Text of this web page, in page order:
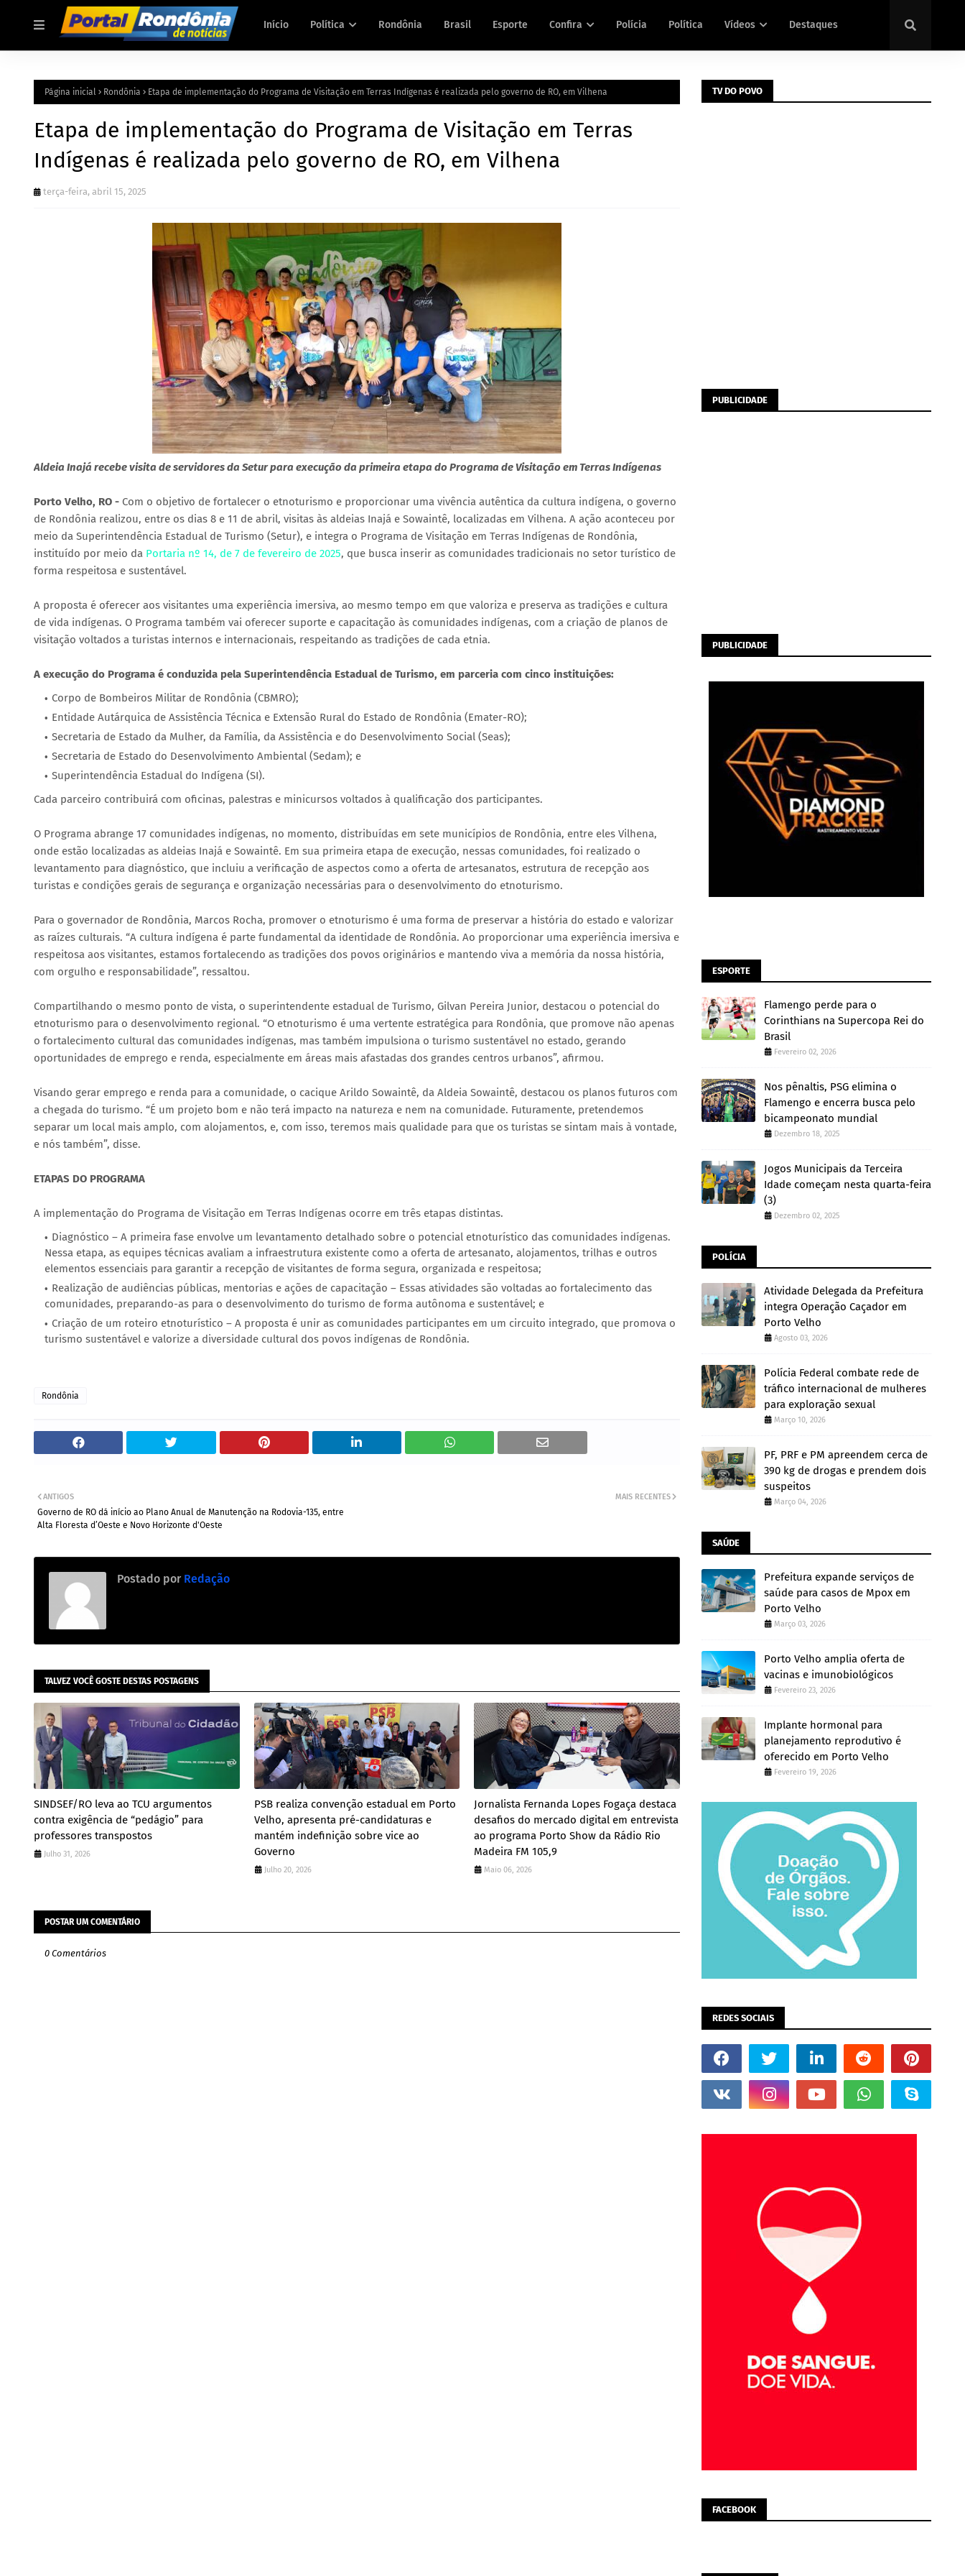
Início Política Rondônia Brasil Esporte Confira Polícia Política Vídeos Destaques
Página inicial Rondônia Etapa de implementação do Programa de Visitação em Terras Indígenas é realizada pelo governo de RO, em Vilhena
Etapa de implementação do Programa de Visitação em Terras
Indígenas é realizada pelo governo de RO, em Vilhena
terça-feira, abril 15, 2025
Aldeia Inajá recebe visita de servidores da Setur para execução da primeira etapa do Programa de Visitação em Terras Indígenas
Porto Velho, RO - Com o objetivo de fortalecer o etnoturismo e proporcionar uma vivência autêntica da cultura indígena, o governo
de Rondônia realizou, entre os dias 8 e 11 de abril, visitas às aldeias Inajá e Sowaintê, localizadas em Vilhena. A ação aconteceu por
meio da Superintendência Estadual de Turismo (Setur), e integra o Programa de Visitação em Terras Indígenas de Rondônia,
instituído por meio da Portaria nº 14, de 7 de fevereiro de 2025, que busca inserir as comunidades tradicionais no setor turístico de
forma respeitosa e sustentável.
A proposta é oferecer aos visitantes uma experiência imersiva, ao mesmo tempo em que valoriza e preserva as tradições e cultura
de vida indígenas. O Programa também vai oferecer suporte e capacitação às comunidades indígenas, com a criação de planos de
visitação voltados a turistas internos e internacionais, respeitando as tradições de cada etnia.
A execução do Programa é conduzida pela Superintendência Estadual de Turismo, em parceria com cinco instituições:
Corpo de Bombeiros Militar de Rondônia (CBMRO);
Entidade Autárquica de Assistência Técnica e Extensão Rural do Estado de Rondônia (Emater-RO);
Secretaria de Estado da Mulher, da Família, da Assistência e do Desenvolvimento Social (Seas);
Secretaria de Estado do Desenvolvimento Ambiental (Sedam); e
Superintendência Estadual do Indígena (SI).
Cada parceiro contribuirá com oficinas, palestras e minicursos voltados à qualificação dos participantes.
O Programa abrange 17 comunidades indígenas, no momento, distribuídas em sete municípios de Rondônia, entre eles Vilhena,
onde estão localizadas as aldeias Inajá e Sowaintê. Em sua primeira etapa de execução, nessas comunidades, foi realizado o
levantamento para diagnóstico, que incluiu a verificação de aspectos como a oferta de artesanatos, estrutura de recepção aos
turistas e condições gerais de segurança e organização necessárias para o desenvolvimento do etnoturismo.
Para o governador de Rondônia, Marcos Rocha, promover o etnoturismo é uma forma de preservar a história do estado e valorizar
as raízes culturais. “A cultura indígena é parte fundamental da identidade de Rondônia. Ao proporcionar uma experiência imersiva e
respeitosa aos visitantes, estamos fortalecendo as tradições dos povos originários e mantendo viva a memória da nossa história,
com orgulho e responsabilidade”, ressaltou.
Compartilhando o mesmo ponto de vista, o superintendente estadual de Turismo, Gilvan Pereira Junior, destacou o potencial do
etnoturismo para o desenvolvimento regional. “O etnoturismo é uma vertente estratégica para Rondônia, que promove não apenas
o fortalecimento cultural das comunidades indígenas, mas também impulsiona o turismo sustentável no estado, gerando
oportunidades de emprego e renda, especialmente em áreas mais afastadas dos grandes centros urbanos”, afirmou.
Visando gerar emprego e renda para a comunidade, o cacique Arildo Sowaintê, da Aldeia Sowaintê, destacou os planos futuros com
a chegada do turismo. “É um projeto bom e não terá impacto na natureza e nem na comunidade. Futuramente, pretendemos
separar um local mais amplo, com alojamentos, e, com isso, teremos mais qualidade para que os turistas se sintam mais à vontade,
e nós também”, disse.
ETAPAS DO PROGRAMA
A implementação do Programa de Visitação em Terras Indígenas ocorre em três etapas distintas.
Diagnóstico – A primeira fase envolve um levantamento detalhado sobre o potencial etnoturístico das comunidades indígenas.
Nessa etapa, as equipes técnicas avaliam a infraestrutura existente como a oferta de artesanato, alojamentos, trilhas e outros
elementos essenciais para garantir a recepção de visitantes de forma segura, organizada e respeitosa;
Realização de audiências públicas, mentorias e ações de capacitação – Essas atividades são voltadas ao fortalecimento das
comunidades, preparando-as para o desenvolvimento do turismo de forma autônoma e sustentável; e
Criação de um roteiro etnoturístico – A proposta é unir as comunidades participantes em um circuito integrado, que promova o
turismo sustentável e valorize a diversidade cultural dos povos indígenas de Rondônia.
Rondônia
MAIS RECENTES
ANTIGOS
Governo de RO dá início ao Plano Anual de Manutenção na Rodovia-135, entre
Alta Floresta d’Oeste e Novo Horizonte d'Oeste
Postado por Redação
TALVEZ VOCÊ GOSTE DESTAS POSTAGENS
SINDSEF/RO leva ao TCU argumentos
contra exigência de “pedágio” para
professores transpostos
Julho 31, 2026
PSB realiza convenção estadual em Porto
Velho, apresenta pré-candidaturas e
mantém indefinição sobre vice ao
Governo
Julho 20, 2026
Jornalista Fernanda Lopes Fogaça destaca
desafios do mercado digital em entrevista
ao programa Porto Show da Rádio Rio
Madeira FM 105,9
Maio 06, 2026
POSTAR UM COMENTÁRIO
0 Comentários
TV DO POVO
PUBLICIDADE
PUBLICIDADE
ESPORTE
Flamengo perde para o
Corinthians na Supercopa Rei do
Brasil
Fevereiro 02, 2026
Nos pênaltis, PSG elimina o
Flamengo e encerra busca pelo
bicampeonato mundial
Dezembro 18, 2025
Jogos Municipais da Terceira
Idade começam nesta quarta-feira
(3)
Dezembro 02, 2025
POLÍCIA
Atividade Delegada da Prefeitura
integra Operação Caçador em
Porto Velho
Agosto 03, 2026
Polícia Federal combate rede de
tráfico internacional de mulheres
para exploração sexual
Março 10, 2026
PF, PRF e PM apreendem cerca de
390 kg de drogas e prendem dois
suspeitos
Março 04, 2026
SAÚDE
Prefeitura expande serviços de
saúde para casos de Mpox em
Porto Velho
Março 03, 2026
Porto Velho amplia oferta de
vacinas e imunobiológicos
Fevereiro 23, 2026
Implante hormonal para
planejamento reprodutivo é
oferecido em Porto Velho
Fevereiro 19, 2026
REDES SOCIAIS
FACEBOOK